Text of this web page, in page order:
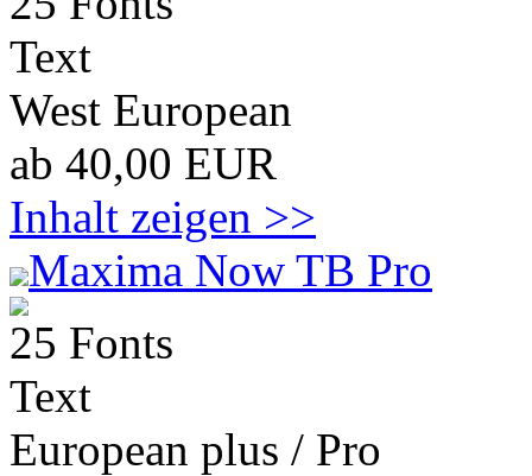
Text
West European
ab 40,00 EUR
Inhalt zeigen >>
Maxima Now TB Pro
25 Fonts
Text
European plus / Pro